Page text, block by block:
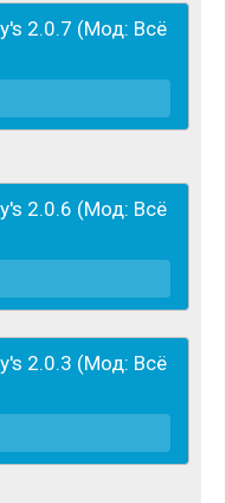
ночного
заведение
веселая музыка,
Мишка
- весёлые
и веселят
Однако с
посетитель
становятся
внешний вид
Ваша комната
от этих тварей,
туда! Если, конечно,
2.0.7 (Мод: Всё
2.0.6 (Мод: Всё
2.0.3 (Мод: Всё